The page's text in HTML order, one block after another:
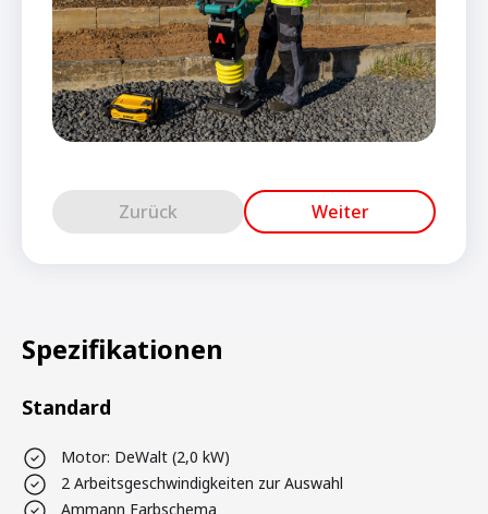
Zurück Weiter
Spezifikationen
Standard
Motor: DeWalt (2,0 kW)
2 Arbeitsgeschwindigkeiten zur Auswahl
Ammann Farbschema